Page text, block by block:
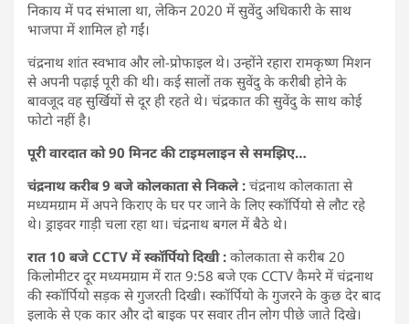
निकाय में पद संभाला था, लेकिन 2020 में सुवेंदु अधिकारी के साथ
भाजपा में शामिल हो गईं।
चंद्रनाथ शांत स्वभाव और लो-प्रोफाइल थे। उन्होंने रहारा रामकृष्ण मिशन
से अपनी पढ़ाई पूरी की थी। कई सालों तक सुवेंदु के करीबी होने के
बावजूद वह सुर्खियों से दूर ही रहते थे। चंद्रकात की सुवेंदु के साथ कोई
फोटो नहीं है।
पूरी वारदात को 90 मिनट की टाइमलाइन से समझिए…
चंद्रनाथ करीब 9 बजे कोलकाता से निकले : चंद्रनाथ कोलकाता से
मध्यमग्राम में अपने किराए के घर पर जाने के लिए स्कॉर्पियो से लौट रहे
थे। ड्राइवर गाड़ी चला रहा था। चंद्रनाथ बगल में बैठे थे।
रात 10 बजे CCTV में स्कॉर्पियो दिखी : कोलकाता से करीब 20
किलोमीटर दूर मध्यमग्राम में रात 9:58 बजे एक CCTV कैमरे में चंद्रनाथ
की स्कॉर्पियो सड़क से गुजरती दिखी। स्कॉर्पियो के गुजरने के कुछ देर बाद
इलाके से एक कार और दो बाइक पर सवार तीन लोग पीछे जाते दिखे।